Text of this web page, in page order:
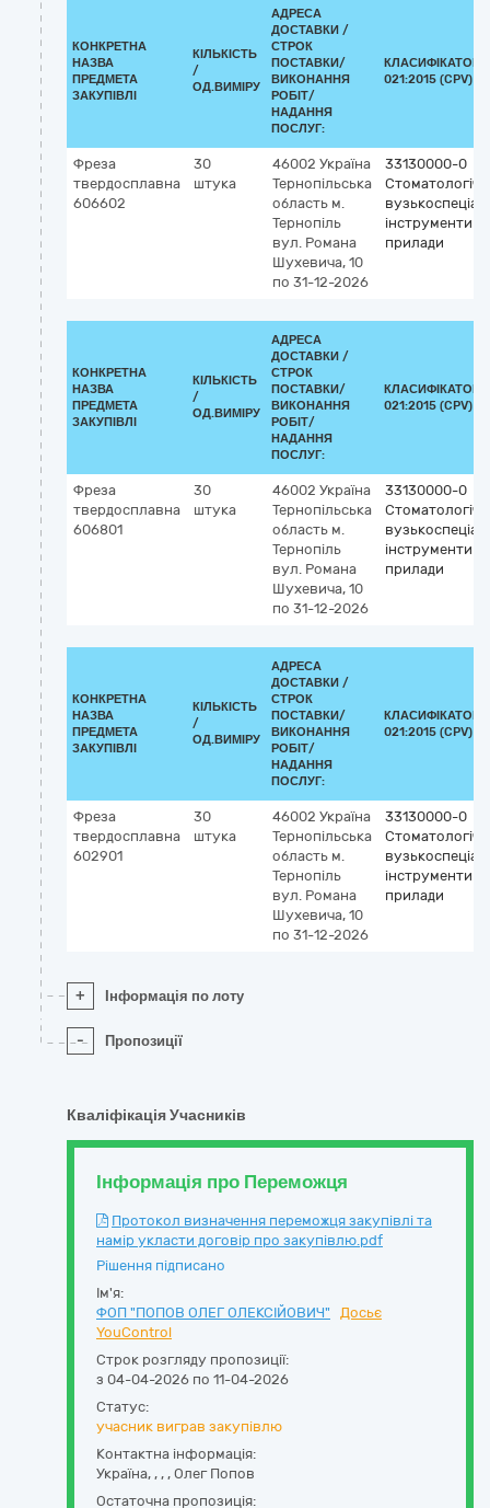
КОНКРЕТНА
НАЗВА
ПРЕДМЕТА
ЗАКУПІВЛІ
КІЛЬКІСТЬ
/
ОД.ВИМІРУ
АДРЕСА
ДОСТАВКИ /
СТРОК
ПОСТАВКИ/
ВИКОНАННЯ
РОБІТ/
НАДАННЯ
ПОСЛУГ:
КЛАСИФІКАТОР
021:2015 (CPV)
Фреза
твердосплавна
606602
30
штука
46002 Україна
Тернопільська
область м.
Тернопіль
вул. Романа
Шухевича, 10
по 31-12-2026
33130000-0
інструменти та
прилади
КОНКРЕТНА
НАЗВА
ПРЕДМЕТА
ЗАКУПІВЛІ
КІЛЬКІСТЬ
/
ОД.ВИМІРУ
АДРЕСА
ДОСТАВКИ /
СТРОК
ПОСТАВКИ/
ВИКОНАННЯ
РОБІТ/
НАДАННЯ
ПОСЛУГ:
КЛАСИФІКАТОР
021:2015 (CPV)
Фреза
твердосплавна
606801
30
штука
46002 Україна
Тернопільська
область м.
Тернопіль
вул. Романа
Шухевича, 10
по 31-12-2026
33130000-0
інструменти та
прилади
КОНКРЕТНА
НАЗВА
ПРЕДМЕТА
ЗАКУПІВЛІ
КІЛЬКІСТЬ
/
ОД.ВИМІРУ
АДРЕСА
ДОСТАВКИ /
СТРОК
ПОСТАВКИ/
ВИКОНАННЯ
РОБІТ/
НАДАННЯ
ПОСЛУГ:
КЛАСИФІКАТОР
021:2015 (CPV)
Фреза
твердосплавна
602901
30
штука
46002 Україна
Тернопільська
область м.
Тернопіль
вул. Романа
Шухевича, 10
по 31-12-2026
33130000-0
інструменти та
прилади
+ Інформація по лоту
- Пропозиції
Кваліфікація Учасників
Інформація про Переможця
Протокол визначення переможця закупівлі та
намір укласти договір про закупівлю.pdf
Рішення підписано
Ім'я:
ФОП "ПОПОВ ОЛЕГ ОЛЕКСІЙОВИЧ"
Досьє
YouControl
Строк розгляду пропозиції:
з 04-04-2026 по 11-04-2026
Статус:
учасник виграв закупівлю
Контактна інформація:
Україна, , , , Олег Попов
Остаточна пропозиція: